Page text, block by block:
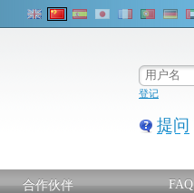
登记
提问
合作伙伴 FAQ